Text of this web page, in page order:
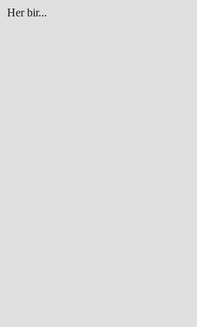
Her bir...